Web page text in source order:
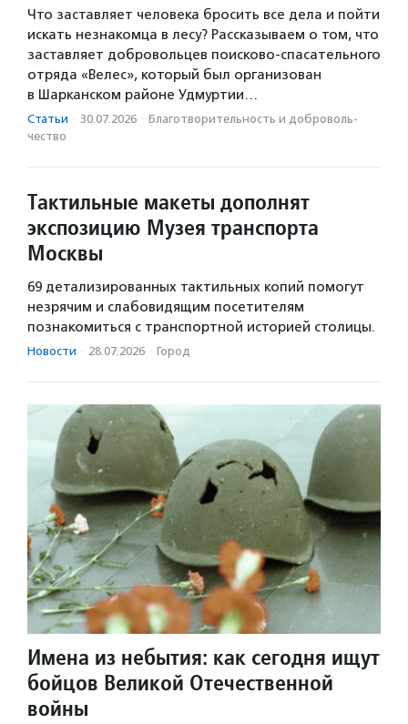
Что заставляет человека бросить все дела и пойти
искать незнакомца в лесу? Рассказываем о том, что
заставляет добровольцев поисково-спасательного
отряда «Велес», который был организован
в Шарканском районе Удмуртии…
Статьи · 30.07.2026 · Благотвори­тель­ность и доброволь­
чест­во
Тактильные макеты дополнят
экспозицию Музея транспорта
Москвы
69 детализированных тактильных копий помогут
незрячим и слабовидящим посетителям
познакомиться с транспортной историей столицы.
Новости · 28.07.2026 · Город
Имена из небытия: как сегодня ищут
бойцов Великой Отечественной
войны